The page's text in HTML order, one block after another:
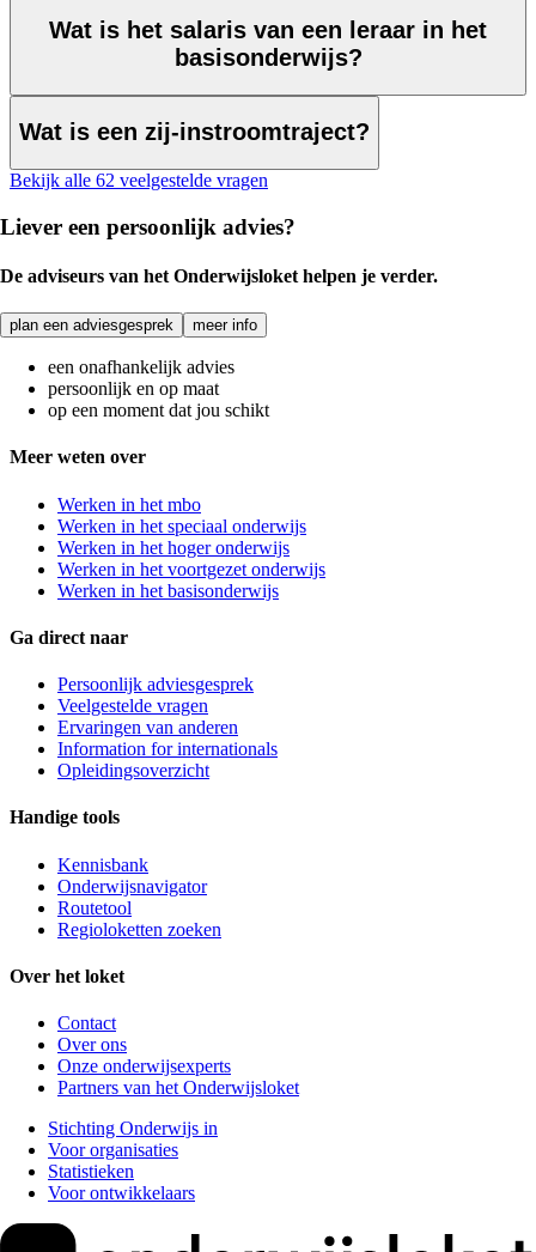
Wat is het salaris van een leraar in het
basisonderwijs?
Wat is een zij-instroomtraject?
Bekijk alle 62 veelgestelde vragen
Liever een persoonlijk advies?
De adviseurs van het Onderwijsloket helpen je verder.
plan een adviesgesprek meer info
een onafhankelijk advies
persoonlijk en op maat
op een moment dat jou schikt
Meer weten over
Werken in het mbo
Werken in het speciaal onderwijs
Werken in het hoger onderwijs
Werken in het voortgezet onderwijs
Werken in het basisonderwijs
Ga direct naar
Persoonlijk adviesgesprek
Veelgestelde vragen
Ervaringen van anderen
Information for internationals
Opleidingsoverzicht
Handige tools
Kennisbank
Onderwijsnavigator
Routetool
Regioloketten zoeken
Over het loket
Contact
Over ons
Onze onderwijsexperts
Partners van het Onderwijsloket
Stichting Onderwijs in
Voor organisaties
Statistieken
Voor ontwikkelaars